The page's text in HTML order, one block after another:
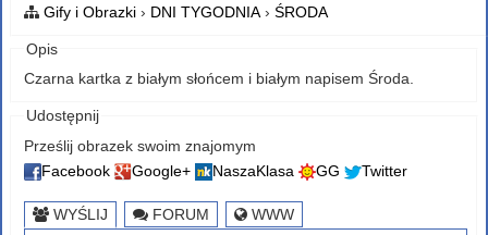
Gify i Obrazki› DNI TYGODNIA › ŚRODA
Opis
Czarna kartka z białym słońcem i białym napisem Środa.
Udostępnij
Prześlij obrazek swoim znajomym
Facebook
Google+ NaszaKlasa GG Twitter
WYŚLIJ FORUM WWW